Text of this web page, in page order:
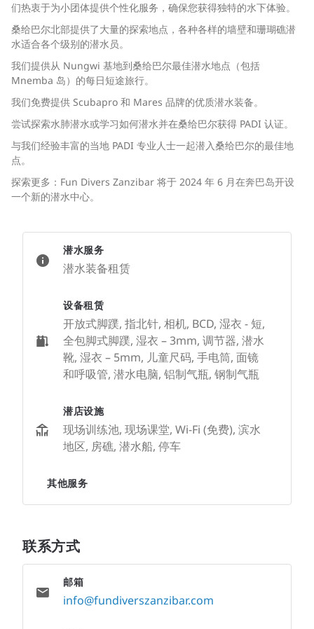
们热衷于为小团体提供个性化服务，确保您获得独特的水下体验。
桑给巴尔北部提供了大量的探索地点，各种各样的墙壁和珊瑚礁潜
水适合各个级别的潜水员。
我们提供从 Nungwi 基地到桑给巴尔最佳潜水地点（包括
Mnemba 岛）的每日短途旅行。
我们免费提供 Scubapro 和 Mares 品牌的优质潜水装备。
尝试探索水肺潜水或学习如何潜水并在桑给巴尔获得 PADI 认证。
与我们经验丰富的当地 PADI 专业人士一起潜入桑给巴尔的最佳地
点。
探索更多：Fun Divers Zanzibar 将于 2024 年 6 月在奔巴岛开设
一个新的潜水中心。
潜水服务
潜水装备租赁
设备租赁
开放式脚蹼, 指北针, 相机, BCD, 湿衣 - 短,
全包脚式脚蹼, 湿衣 – 3mm, 调节器, 潜水
靴, 湿衣 – 5mm, 儿童尺码, 手电筒, 面镜
和呼吸管, 潜水电脑, 铝制气瓶, 钢制气瓶
潜店设施
现场训练池, 现场课堂, Wi-Fi (免费), 滨水
地区, 房礁, 潜水船, 停车
其他服务
联系方式
邮箱
info@fundiverszanzibar.com